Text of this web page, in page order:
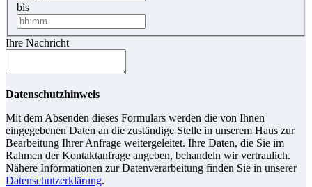
bis
Ihre Nachricht
Datenschutzhinweis
Mit dem Absenden dieses Formulars werden die von Ihnen
eingegebenen Daten an die zuständige Stelle in unserem Haus zur
Bearbeitung Ihrer Anfrage weitergeleitet. Ihre Daten, die Sie im
Rahmen der Kontaktanfrage angeben, behandeln wir vertraulich.
Nähere Informationen zur Datenverarbeitung finden Sie in unserer
Datenschutzerklärung.